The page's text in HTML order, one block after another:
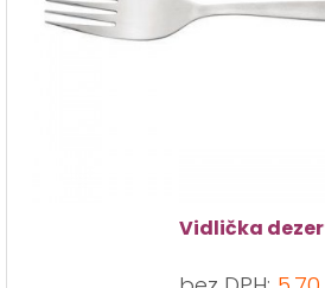
Vidlička